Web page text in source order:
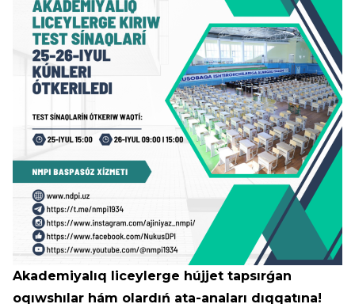
Akademiyalıq liceylerge hújjet tapsırǵan
oqıwshılar hám olardıń ata-anaları dıqqatına!